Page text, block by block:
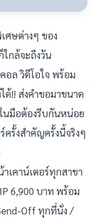
ศษต่างๆ ของ
กล้จะถึงวัน
อล วิดีโอใจ พร้อม
!! ส่งคำขอมาขนาด
นมือต้องรีบกันหน่อย
ครั้งสำคัญครั้งนี้จริงๆ
เคาน์เตอร์ทุกสาขา
6,900 บาท พร้อม
Off ทุกที่นั่ง /